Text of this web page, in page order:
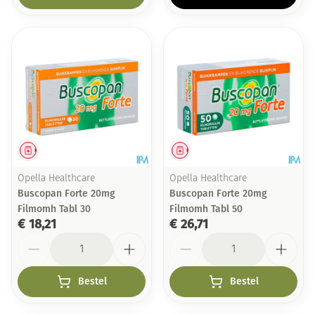
Geneesmiddel
Opella Healthcare
Buscopan Forte 20mg
Filmomh Tabl 30
€ 18,21
Bestel
Geneesmiddel
Opella Healthcare
Buscopan Forte 20mg
Filmomh Tabl 50
€ 26,71
Bestel